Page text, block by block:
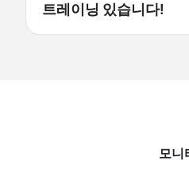
트레이닝 있습니다!
모니